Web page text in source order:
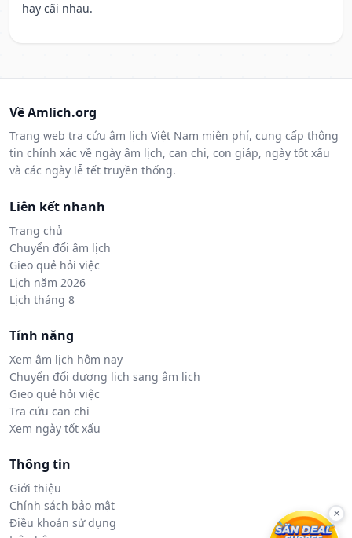
hay cãi nhau.
Về Amlich.org
Trang web tra cứu âm lịch Việt Nam miễn phí, cung cấp thông
tin chính xác về ngày âm lịch, can chi, con giáp, ngày tốt xấu
và các ngày lễ tết truyền thống.
Liên kết nhanh
Trang chủ
Chuyển đổi âm lịch
Gieo quẻ hỏi việc
Lịch năm 2026
Lịch tháng 8
Tính năng
Xem âm lịch hôm nay
Chuyển đổi dương lịch sang âm lịch
Gieo quẻ hỏi việc
Tra cứu can chi
Xem ngày tốt xấu
Thông tin
Giới thiệu
Chính sách bảo mật
Điều khoản sử dụng
×